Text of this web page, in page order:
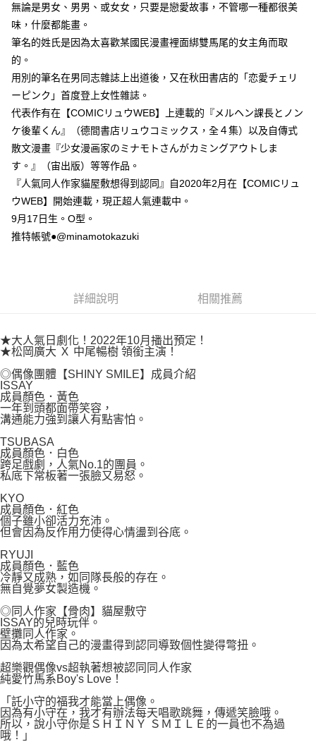
※ 請注意：結帳手續完成當下不需立刻繳費，但若您需要取消訂單，請聯絡
購買商品的店家。未經商家同意取消之訂單仍視為有效，需透過AFTEE先享
後付繳納相關費用。
※ 交易是否成功請以「AFTEE先享後付 」之結帳頁面顯示為準，若有關於
是否繳費成功／繳費後需取消欲退款等相關疑問，請聯繫「AFTEE先享後付
【注意事項】
１．透過由恩沛科技股份有限公司提供之「AFTEE先享後付」服務完成之交
易，需依本服務之必要範圍內提供個人資料，並將交易相關給付款項請求債
權轉讓予恩沛科技股份有限公司。
２．關於個人資料處理事宜，請瀏覽以下網址：
３．未成年的使用者請事先徵得法定代理人或監護人之同意方可使用
「AFTEE先享後付」，若未經同意申辦者引起之損失，本公司不負相關責
任。
４．使用「AFTEE先享後付」時，將依據個別帳號之用戶狀況，依本公司即
時審查核予不同之上限額度；若仍有額度不足之情形，本公司將視審查結果
請求用戶進行身份認證。
每筆NT$80，滿NT$500(含以上)免運費
付款後萊爾富取貨
每筆NT$80，滿NT$500(含以上)免運費
7-11取貨付款
每筆NT$80，滿NT$500(含以上)免運費
付款後7-11取貨
每筆NT$80，滿NT$500(含以上)免運費
宅配
每筆NT$100，滿NT$800(含以上)免運費
國家/地區配送
無論是男女、男男、或女女，只要是戀愛故事，不管哪一種都很美
味，什麼都能畫。
筆名的姓氏是因為太喜歡某國民漫畫裡面綁雙馬尾的女主角而取
的。
用別的筆名在男同志雜誌上出道後，又在秋田書店的「恋愛チェリ
ーピンク」首度登上女性雜誌。
代表作有在【COMICリュウWEB】上連載的『メルヘン課長とノン
ケ後輩くん』（德間書店リュウコミックス，全４集）以及自傳式
散文漫畫『少女漫画家のミナモトさんがカミングアウトしま
す。』（宙出版）等等作品。
『人氣同人作家貓屋敷想得到認同』自2020年2月在【COMICリュ
ウWEB】開始連載，現正超人氣連載中。
9月17日生。O型。
推特帳號●@minamotokazuki
詳細說明 相關推薦
★大人氣日劇化！2022年10月播出預定！
★松岡廣大 Ｘ 中尾暢樹 領銜主演！
◎偶像團體【SHINY SMILE】成員介紹
ISSAY
成員顏色．黃色
一年到頭都面帶笑容，
溝通能力強到讓人有點害怕。
TSUBASA
成員顏色．白色
跨足戲劇，人氣No.1的團員。
私底下常板著一張臉又易怒。
KYO
成員顏色．紅色
個子雖小卻活力充沛。
但會因為反作用力使得心情盪到谷底。
RYUJI
成員顏色．藍色
冷靜又成熟，如同隊長般的存在。
無自覺夢女製造機。
◎同人作家【骨肉】貓屋敷守
ISSAY的兒時玩伴。
壁攤同人作家。
因為太希望自己的漫畫得到認同導致個性變得彆扭。
超樂觀偶像vs超執著想被認同同人作家
純愛竹馬系Boy's Love！
「託小守的福我才能當上偶像。
因為有小守在，我才有辦法每天唱歌跳舞，傳遞笑臉哦。
所以，說小守你是ＳＨＩＮＹ ＳＭＩＬＥ的一員也不為過
哦！」